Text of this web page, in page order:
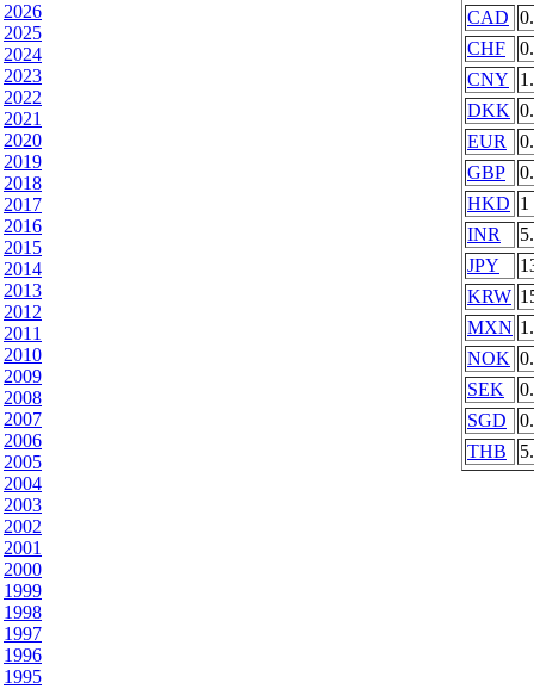
2026
2025
2024
2023
2022
2021
2020
2019
2018
2017
2016
2015
2014
2013
2012
2011
2010
2009
2008
2007
2006
2005
2004
2003
2002
2001
2000
1999
1998
1997
1996
1995
CAD
CHF
CNY
DKK
EUR
GBP
HKD 1
INR
JPY
KRW
MXN
NOK
SEK
SGD
THB